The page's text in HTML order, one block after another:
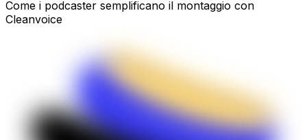
Come i podcaster semplificano il montaggio con
Cleanvoice